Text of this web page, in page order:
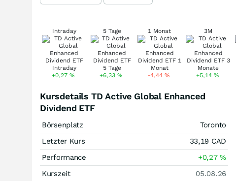
Intraday
+0,27%
5 Tage
+6,33%
1 Monat
-4,44%
3M
+5,14 %
Kursdetails TD Active Global Enhanced
Dividend ETF
Börsenplatz
Toronto
Letzter Kurs
33,19 CAD
Performance
+0,27%
Kurszeit
05.08.26